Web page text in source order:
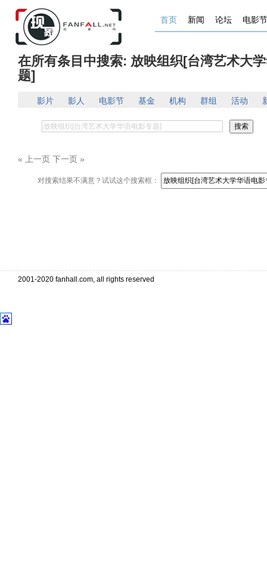
首页 新闻 论坛 电影节
在所有条目中搜索: 放映组织[台湾艺术大
题]
影片 影人 电影节 基金 机构 群组 活动
« 上一页 下一页 »
对搜索结果不满意？试试这个搜索框：
2001-2020 fanhall.com, all rights reserved